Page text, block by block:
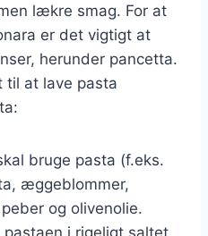
lækre smag. For at
er det vigtigt at
herunder pancetta.
til at lave pasta
bruge pasta (f.eks.
æggeblommer,
og olivenolie.
pastaen i rigeligt saltet